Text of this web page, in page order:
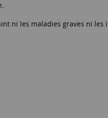
ni les maladies graves ni les